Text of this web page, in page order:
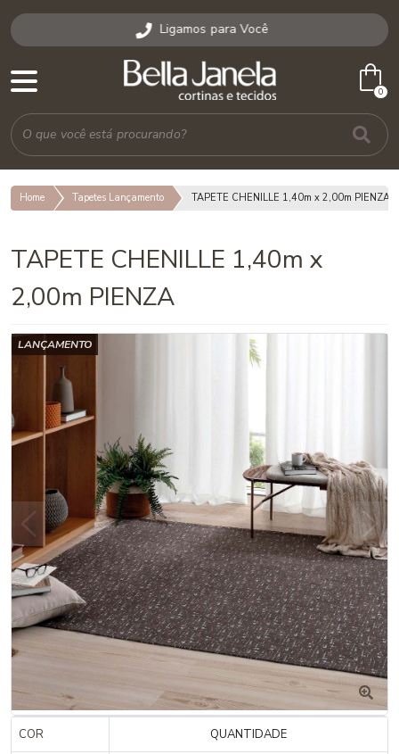
Ligamos para Você
0
shopping_bag
Home Tapetes Lançamento TAPETE CHENILLE 1,40m x 2,00m PIENZA
TAPETE CHENILLE 1,40m x
2,00m PIENZA
LANÇAMENTO
COR QUANTIDADE